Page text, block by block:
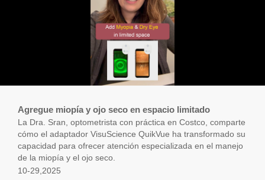
Agregue miopía y ojo seco en espacio limitado
La Dra. Sran, optometrista con práctica en Costco, comparte
cómo el adaptador VisuScience QuikVue ha transformado su
capacidad para ofrecer atención especializada en el manejo
de la miopía y el ojo seco.
10-29,2025